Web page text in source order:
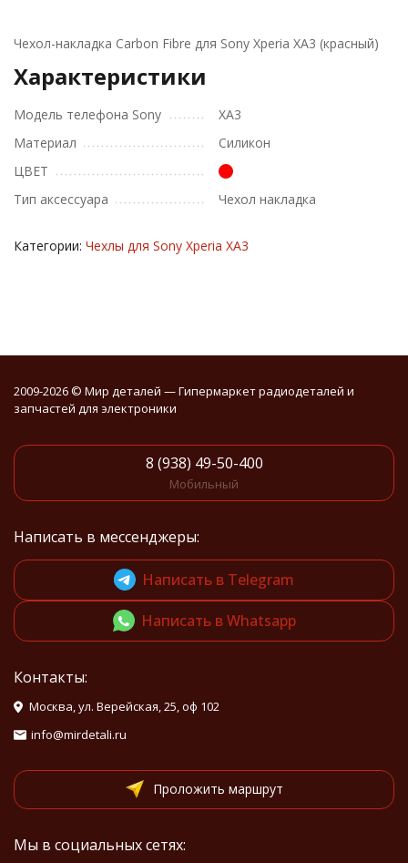
Чехол-накладка Carbon Fibre для Sony Xperia XA3 (красный)
Характеристики
Модель телефона Sony
XA3
Материал
Силикон
ЦВЕТ
Тип аксессуара
Чехол накладка
Категории: Чехлы для Sony Xperia XA3
2009-2026 © Мир деталей — Гипермаркет радиодеталей и
запчастей для электроники
8 (938) 49-50-400
Мобильный
Написать в мессенджеры:
Написать в Telegram
Написать в Whatsapp
Контакты:
Москва, ул. Верейская, 25, оф 102
info@mirdetali.ru
Проложить маршрут
Мы в социальных сетях: